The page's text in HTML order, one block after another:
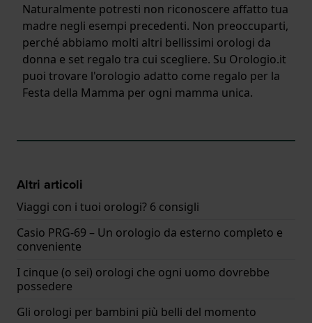
Naturalmente potresti non riconoscere affatto tua
madre negli esempi precedenti. Non preoccuparti,
perché abbiamo molti altri bellissimi orologi da
donna e set regalo tra cui scegliere. Su Orologio.it
puoi trovare l'orologio adatto come regalo per la
Festa della Mamma per ogni mamma unica.
Altri articoli
Viaggi con i tuoi orologi? 6 consigli
Casio PRG-69 – Un orologio da esterno completo e
conveniente
I cinque (o sei) orologi che ogni uomo dovrebbe
possedere
Gli orologi per bambini più belli del momento